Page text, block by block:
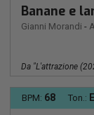
Banane e
Gianni Morandi -
Da "L'attrazione
BPM: 68 Ton.: E